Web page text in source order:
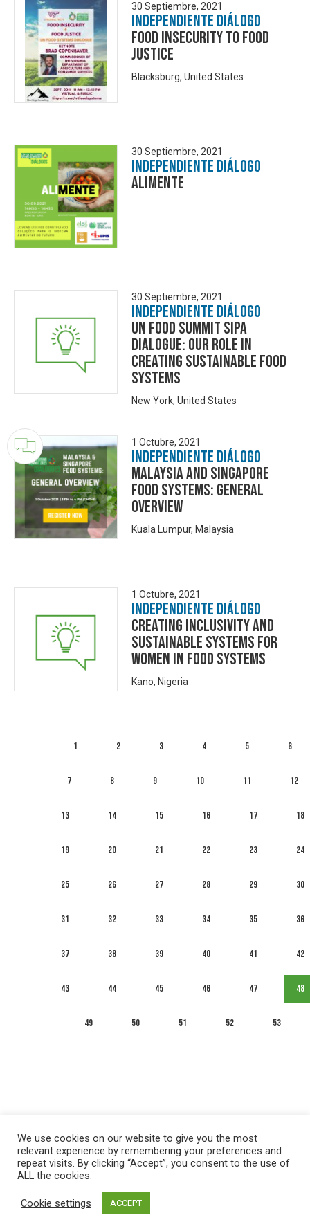
30 Septiembre, 2021
Independiente Diálogo
Food Insecurity TO Food
Justice
Blacksburg, United States
30 Septiembre, 2021
Independiente Diálogo
Alimente
30 Septiembre, 2021
Independiente Diálogo
UN Food Summit SIPA
Dialogue: Our Role in
Creating Sustainable food
Systems
New York, United States
1 Octubre, 2021
Independiente Diálogo
Malaysia and Singapore
Food Systems: General
Overview
Kuala Lumpur, Malaysia
1 Octubre, 2021
Independiente Diálogo
Creating inclusivity and
sustainable systems for
women in food systems
Kano, Nigeria
1 2 3 4 5 6
7 8 9 10 11 12
13 14 15 16 17 18
19 20 21 22 23 24
25 26 27 28 29 30
31 32 33 34 35 36
37 38 39 40 41 42
43 44 45 46 47 48
49 50 51 52 53
English Français
Privacy policy
We use cookies on our website to give you the most
relevant experience by remembering your preferences and
repeat visits. By clicking “Accept”, you consent to the use of
ALL the cookies.
Cookie settings ACCEPT